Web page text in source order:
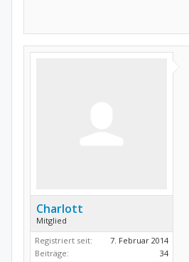
Charlott
Mitglied
Registriert seit:
7. Februar 2014
Beiträge:
34